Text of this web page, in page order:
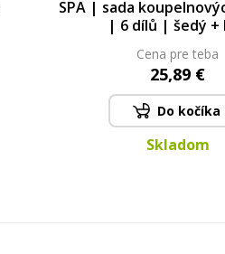
SPA | sada
| 6 dílů | šedý +
Cena pre teba
25,89 €
Do kočíka
Skladom